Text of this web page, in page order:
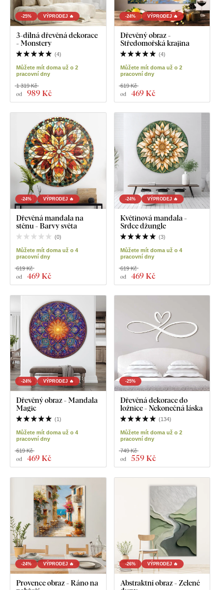
-25% VÝPRODEJ 🔥
3-dílná dřevěná dekorace
- Monstery
(4)
Můžete mít doma už o 2
pracovní dny
od 989 Kč
1 319 Kč
-24% VÝPRODEJ 🔥
Dřevěný obraz -
Středomořská krajina
(4)
Můžete mít doma už o 2
pracovní dny
od 469 Kč
619 Kč
-24% VÝPRODEJ 🔥
Dřevěná mandala na
stěnu - Barvy světa
(0)
Můžete mít doma už o 4
pracovní dny
od 469 Kč
619 Kč
-24% VÝPRODEJ 🔥
Květinová mandala -
Srdce džungle
(3)
Můžete mít doma už o 4
pracovní dny
od 469 Kč
619 Kč
-24% VÝPRODEJ 🔥
Dřevěný obraz - Mandala
Magic
(1)
Můžete mít doma už o 4
pracovní dny
od 469 Kč
619 Kč
-25%
Dřevěná dekorace do
ložnice - Nekonečná láska
(134)
Můžete mít doma už o 2
pracovní dny
od 559 Kč
749 Kč
-24% VÝPRODEJ 🔥
Provence obraz - Ráno na
-26% VÝPRODEJ 🔥
Abstraktní obraz - Zelené